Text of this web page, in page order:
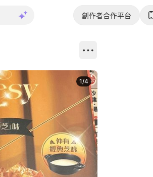
創作者合作平台
1/4